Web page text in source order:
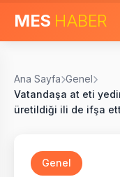
MES HABER
Ana Sayfa Genel
Vatandaşa at eti
üretildiği ili de ifşa
Genel